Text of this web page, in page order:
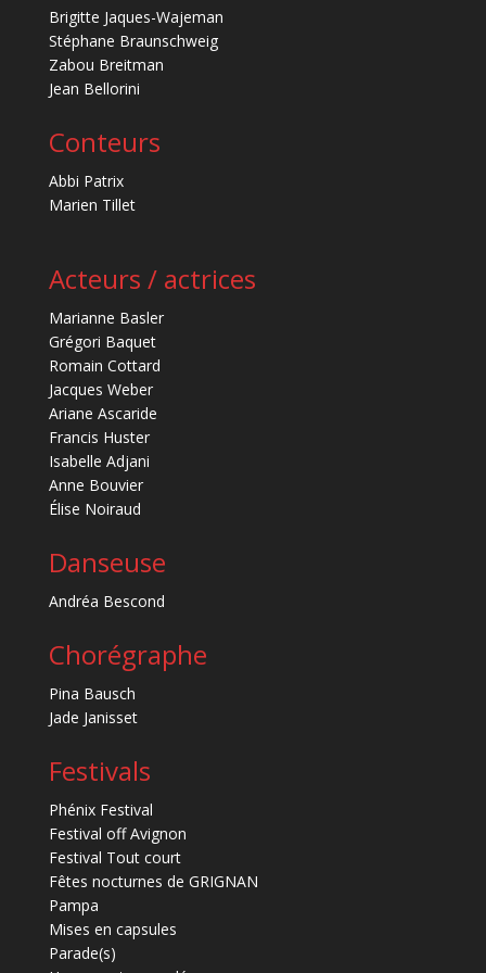
Brigitte Jaques-Wajeman
Stéphane Braunschweig
Zabou Breitman
Jean Bellorini
Conteurs
Abbi Patrix
Marien Tillet
Acteurs / actrices
Marianne Basler
Grégori Baquet
Romain Cottard
Jacques Weber
Ariane Ascaride
Francis Huster
Isabelle Adjani
Anne Bouvier
Élise Noiraud
Danseuse
Andréa Bescond
Chorégraphe
Pina Bausch
Jade Janisset
Festivals
Phénix Festival
Festival off Avignon
Festival Tout court
Fêtes nocturnes de GRIGNAN
Pampa
Mises en capsules
Parade(s)